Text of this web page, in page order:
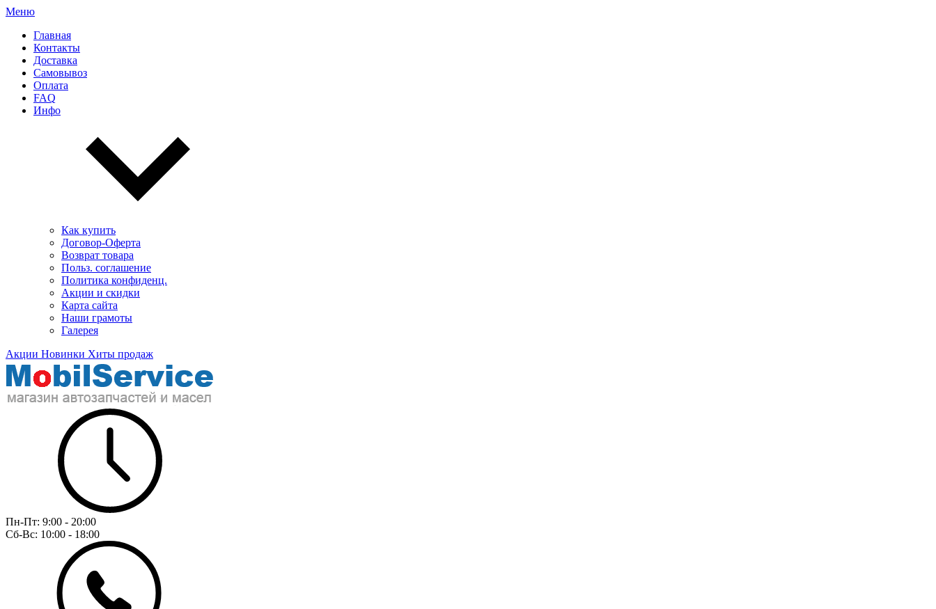
Меню
Главная
Контакты
Доставка
Самовывоз
Оплата
FAQ
Инфо
Как купить
Договор-Оферта
Возврат товара
Польз. соглашение
Политика конфиденц.
Акции и скидки
Карта сайта
Наши грамоты
Галерея
Акции Новинки Хиты продаж
Пн-Пт: 9:00 - 20:00
Сб-Вс: 10:00 - 18:00